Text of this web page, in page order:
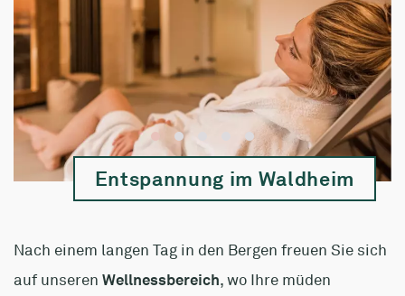
Entspannung im Waldheim
Nach einem langen Tag in den Bergen freuen Sie sich
auf unseren Wellnessbereich, wo Ihre müden